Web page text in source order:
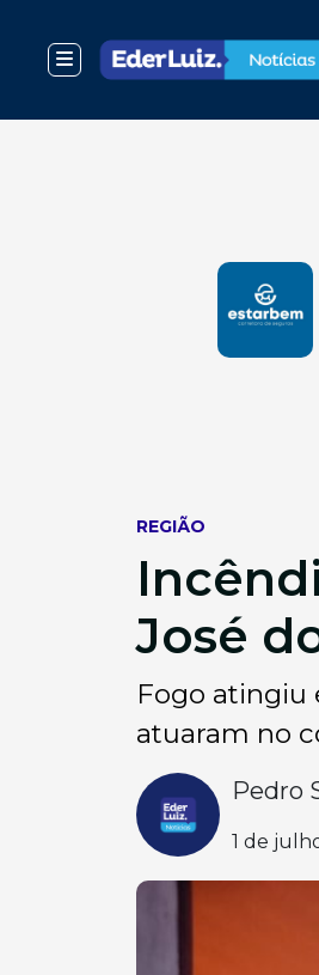
REGIÃO
José
Fogo atingiu
atuaram no
Pedro
1 de